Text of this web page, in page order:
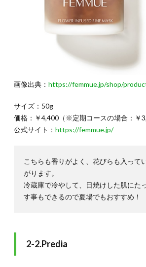
画像出典： https://femmue.jp/shop/
サイズ：50g
価格：￥4,400（※定期コースの場合：￥
公式サイト： https://femmue.jp/
こちらも香りがよく、花びらも入って
がります。
冷蔵庫で冷やして、日焼けした肌にた
す事もできるので夏場でもおすすめ！
2-2.Predia